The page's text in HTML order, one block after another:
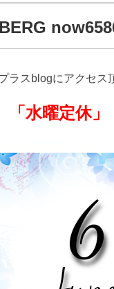
ラスblogにアクセス
定休」